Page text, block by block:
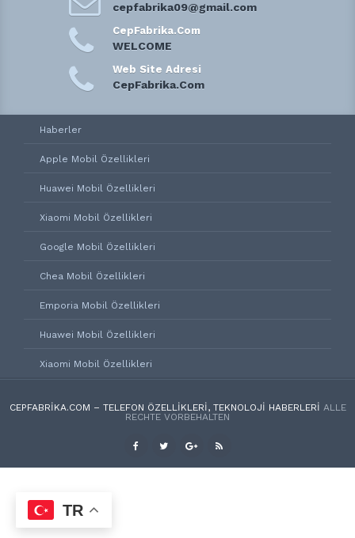
cepfabrika09@gmail.com
CepFabrika.Com
WELCOME
Web Site Adresi
CepFabrika.Com
Haberler
Apple Mobil Özellikleri
Huawei Mobil Özellikleri
Xiaomi Mobil Özellikleri
Google Mobil Özellikleri
Chea Mobil Özellikleri
Emporia Mobil Özellikleri
Huawei Mobil Özellikleri
Xiaomi Mobil Özellikleri
CEPFABRIKA.COM – TELEFON ÖZELLIKLERI, TEKNOLOJI HABERLERI ALLE
RECHTE VORBEHALTEN
TR